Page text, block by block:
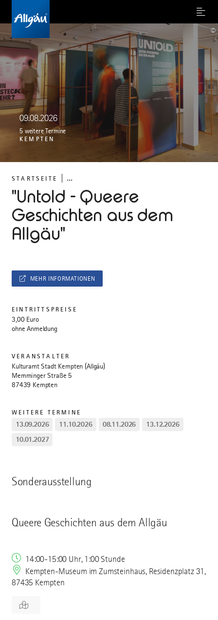
Menu
STARTSEITE ...
"Untold - Queere
Geschichten aus dem
Allgäu"
09.08.2026
5 weitere Termine
KEMPTEN
©
Sonderausstellung
Queere Geschichten aus dem Allgäu
14:00-15:00 Uhr, 1:00 Stunde
Kempten-Museum im Zumsteinhaus, Residenzplatz 31,
87435 Kempten
MEHR INFORMATIONEN
EINTRITTSPREISE
3,00 Euro
ohne Anmeldung
VERANSTALTER
Kulturamt Stadt Kempten (Allgäu)
Memminger Straße 5
87439 Kempten
WEITERE TERMINE
13.09.2026 11.10.2026 08.11.2026
13.12.2026
10.01.2027